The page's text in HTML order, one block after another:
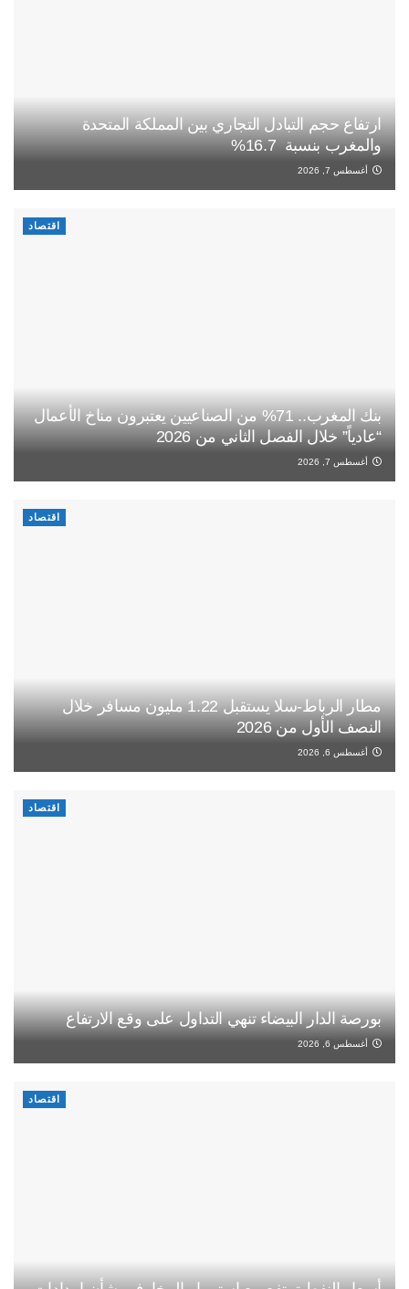
ارتفاع حجم التبادل التجاري بين المملكة المتحدة
والمغرب بنسبة 16.7%
أغسطس 7, 2026
اقتصاد
بنك المغرب.. 71% من الصناعيين يعتبرون مناخ الأعمال
“عادياً” خلال الفصل الثاني من 2026
أغسطس 7, 2026
اقتصاد
مطار الرباط-سلا يستقبل 1.22 مليون مسافر خلال
النصف الأول من 2026
أغسطس 6, 2026
اقتصاد
بورصة الدار البيضاء تنهي التداول على وقع الارتفاع
أغسطس 6, 2026
اقتصاد